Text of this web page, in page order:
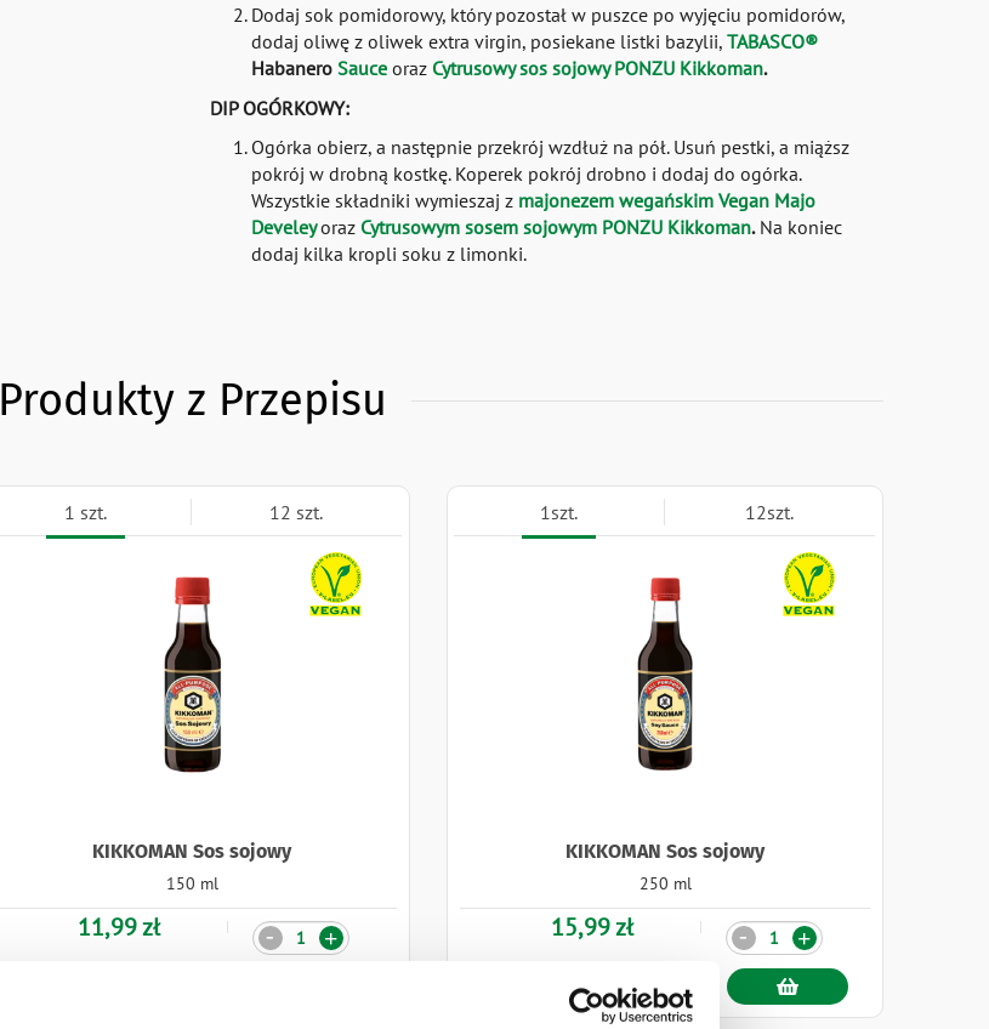
Dodaj sok pomidorowy, który pozostał w puszce po wyjęciu pomidorów,
dodaj oliwę z oliwek extra virgin, posiekane listki bazylii, TABASCO®
Habanero Sauce oraz Cytrusowy sos sojowy PONZU Kikkoman.
DIP OGÓRKOWY:
Ogórka obierz, a następnie przekrój wzdłuż na pół. Usuń pestki, a miąższ
pokrój w drobną kostkę. Koperek pokrój drobno i dodaj do ogórka.
Wszystkie składniki wymieszaj z majonezem wegańskim Vegan Majo
Develeyoraz Cytrusowym sosem sojowym PONZU Kikkoman.Na koniec
dodaj kilka kropli soku z limonki.
Produkty z Przepisu
KIKKOMAN Sos sojowy
150 ml
Naklejki
11,99 zł
1 szt. 12 szt.
Ilość +
-
KIKKOMAN Sos sojowy
250 ml
Naklejki
15,99 zł
1szt. 12szt.
Ilość +
-